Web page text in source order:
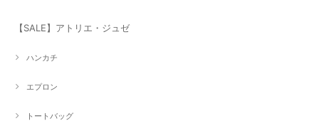
【SALE】アトリエ・ジュゼ
ハンカチ
エプロン
トートバッグ